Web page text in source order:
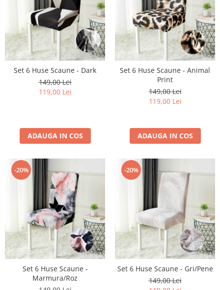
Set 6 Huse Scaune - Dark
149,00 Lei
119,00 Lei
ADAUGA IN COS
Set 6 Huse Scaune - Animal
Print
149,00 Lei
119,00 Lei
ADAUGA IN COS
-20%
Set 6 Huse Scaune -
Marmura/Roz
-20%
Set 6 Huse Scaune - Gri/Pene
149,00 Lei